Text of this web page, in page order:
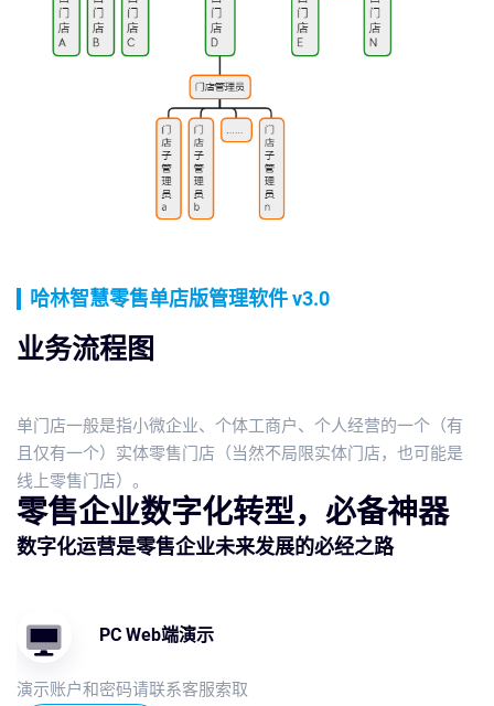
哈林智慧零售单店版管理软件 v3.0
业务流程图
单门店一般是指小微企业、个体工商户、个人经营的一个（有
且仅有一个）实体零售门店（当然不局限实体门店，也可能是
线上零售门店）。
零售企业数字化转型，必备神器
数字化运营是零售企业未来发展的必经之路
PC Web端演示
演示账户和密码请联系客服索取